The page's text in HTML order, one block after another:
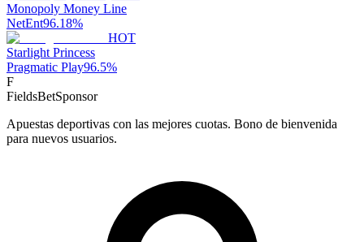
Monopoly Money Line
NetEnt96.18%
HOT
Starlight Princess
Pragmatic Play96.5%
F
FieldsBetSponsor
Apuestas deportivas con las mejores cuotas. Bono de bienvenida
para nuevos usuarios.